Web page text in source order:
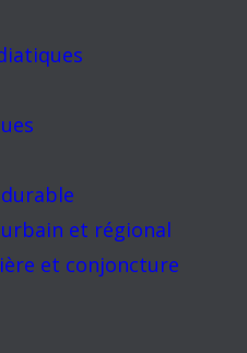
et régional
et conjoncture